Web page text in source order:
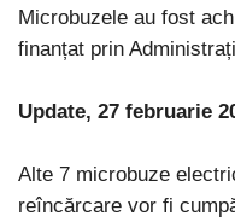
Microbuzele au fost
finanțat prin
Update, 27 februarie
Alte 7 microbuze
reîncărcare vor fi